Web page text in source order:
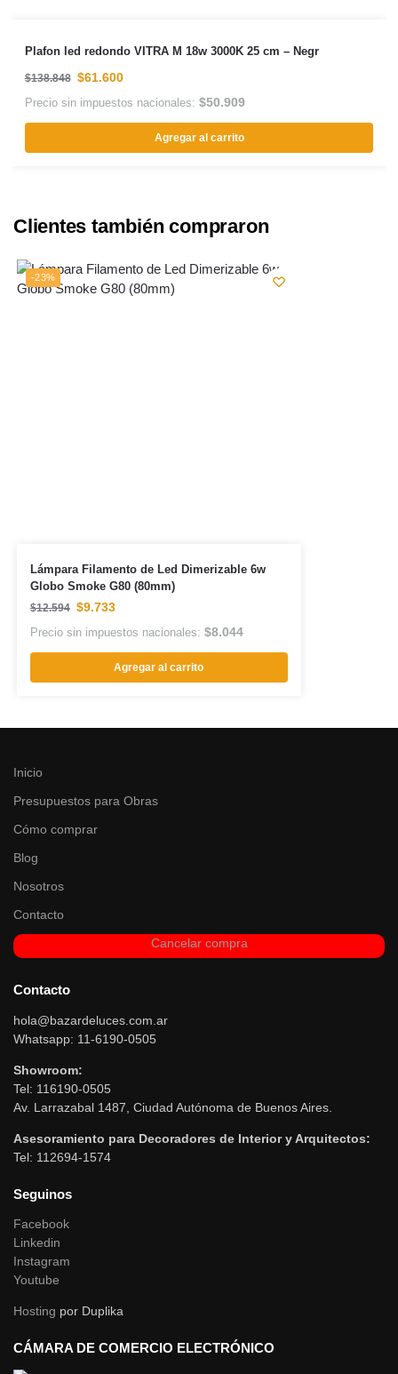
Plafon led redondo VITRA M 18w 3000K 25 cm – Negr
$138.848 $61.600
Precio sin impuestos nacionales: $50.909
Agregar al carrito
Clientes también compraron
-23%
Lámpara Filamento de Led Dimerizable 6w
Globo Smoke G80 (80mm)
$12.594 $9.733
Precio sin impuestos nacionales: $8.044
Agregar al carrito
Inicio
Presupuestos para Obras
Cómo comprar
Blog
Nosotros
Contacto
Cancelar compra
Contacto
hola@bazardeluces.com.ar
Whatsapp: 11-6190-0505
Showroom:
Tel: 116190-0505
Av. Larrazabal 1487, Ciudad Autónoma de Buenos Aires.
Asesoramiento para Decoradores de Interior y Arquitectos:
Tel: 112694-1574
Seguinos
Facebook
Linkedin
Instagram
Youtube
Hosting por Duplika
CÁMARA DE COMERCIO ELECTRÓNICO